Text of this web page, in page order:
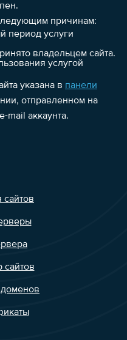
причинам:
период услуги
владельцем сайта.
услугой
указана в панели
отправленном на
mail аккаунта.
сайтов
сайтов
доменов